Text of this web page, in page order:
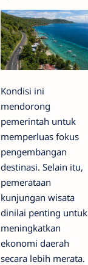
Kondisi ini
mendorong
pemerintah untuk
memperluas fokus
pengembangan
destinasi. Selain itu,
pemerataan
kunjungan wisata
dinilai penting untuk
meningkatkan
ekonomi daerah
secara lebih merata.